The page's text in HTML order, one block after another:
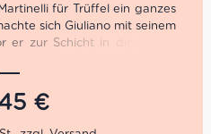
für Trüffel ein ganzes
sich Giuliano mit seinem
er zur Schicht in die Fabrik
die gebührende
schließlich die Pforten
€